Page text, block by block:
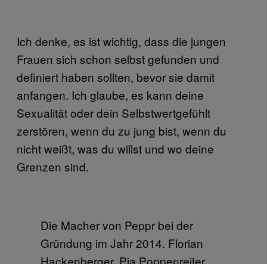
Ich denke, es ist wichtig, dass die jungen
Frauen sich schon selbst gefunden und
definiert haben sollten, bevor sie damit
anfangen. Ich glaube, es kann deine
Sexualität oder dein Selbstwertgefühlt
zerstören, wenn du zu jung bist, wenn du
nicht weißt, was du willst und wo deine
Grenzen sind.
Die Macher von Peppr bei der
Gründung im Jahr 2014. Florian
Hackenberger, Pia Poppenreiter,